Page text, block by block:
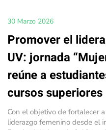
30 Marzo 2026
Promover el
UV: jornada
reúne a
cursos superiores
Con el objetivo de fortalecer
liderazgo femenino desde el